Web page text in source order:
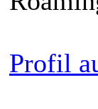
Profil